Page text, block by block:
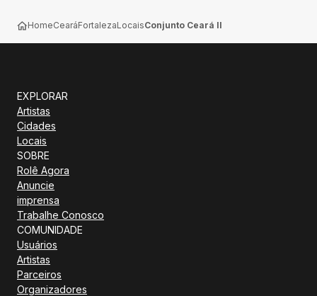
HomeCearáFortalezaLocaisConjunto Ceará II
EXPLORAR
Artistas
Cidades
Locais
SOBRE
Rolê Agora
Anuncie
imprensa
Trabalhe Conosco
COMUNIDADE
Usuários
Artistas
Parceiros
Organizadores